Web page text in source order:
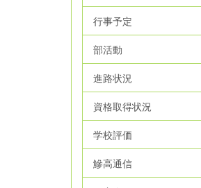
行事予定
部活動
進路状況
資格取得状況
学校評価
鰺高通信